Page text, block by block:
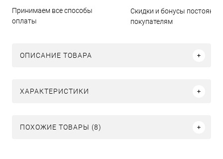
Принимаем все способы
оплаты
Скидки и бонусы
покупателям
ОПИСАНИЕ ТОВАРА
ХАРАКТЕРИСТИКИ
ПОХОЖИЕ ТОВАРЫ (8)